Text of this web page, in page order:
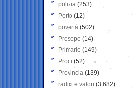
polizia (253)
Porto (12)
povertà (502)
Presepe (14)
Primarie (149)
Prodi (52)
Provincia (139)
radici e valori (3.682)